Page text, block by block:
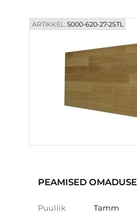
ARTIKKEL:5000-620-27-2STL
PEAMISED
Puuliik Tamm